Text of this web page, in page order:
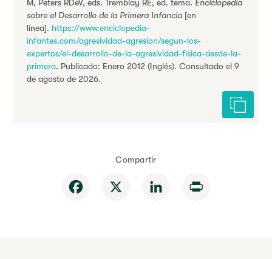
M, Peters RDeV, eds. Tremblay RE, ed. tema. Enciclopedia
sobre el Desarrollo de la Primera Infancia [en
línea]. https://www.enciclopedia-
infantes.com/agresividad-agresion/segun-los-
expertos/el-desarrollo-de-la-agresividad-fisica-desde-la-
primera. Publicado: Enero 2012 (Inglés). Consultado el 9
de agosto de 2026.
Citar
Compartir
Facebook LinkedIn